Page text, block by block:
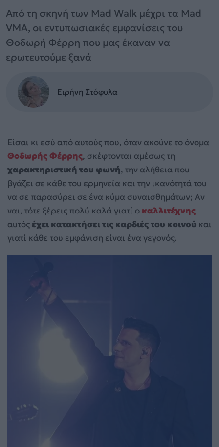
Από τη σκηνή των Mad Walk μέχρι τα Mad
VMA, οι εντυπωσιακές εμφανίσεις του
Θοδωρή Φέρρη που μας έκαναν να
ερωτευτούμε ξανά
Ειρήνη Στόφυλα
Είσαι κι εσύ από αυτούς που, όταν ακούνε το όνομα
Θοδωρής Φέρρης, σκέφτονται αμέσως τη
χαρακτηριστική του φωνή, την αλήθεια που
βγάζει σε κάθε του ερμηνεία και την ικανότητά του
να σε παρασύρει σε ένα κύμα συναισθημάτων; Αν
ναι, τότε ξέρεις πολύ καλά γιατί ο καλλιτέχνης
αυτός έχει κατακτήσει τις καρδιές του κοινού και
γιατί κάθε του εμφάνιση είναι ένα γεγονός.